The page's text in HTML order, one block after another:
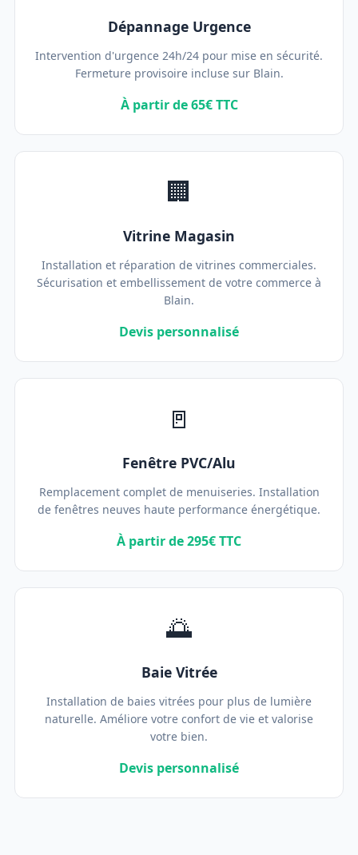
Dépannage Urgence
Intervention d'urgence 24h/24 pour mise en sécurité.
Fermeture provisoire incluse sur Blain.
À partir de 65€ TTC
🏢
Vitrine Magasin
Installation et réparation de vitrines commerciales.
Sécurisation et embellissement de votre commerce à
Blain.
Devis personnalisé
🚪
Fenêtre PVC/Alu
Remplacement complet de menuiseries. Installation
de fenêtres neuves haute performance énergétique.
À partir de 295€ TTC
🌅
Baie Vitrée
Installation de baies vitrées pour plus de lumière
naturelle. Améliore votre confort de vie et valorise
votre bien.
Devis personnalisé